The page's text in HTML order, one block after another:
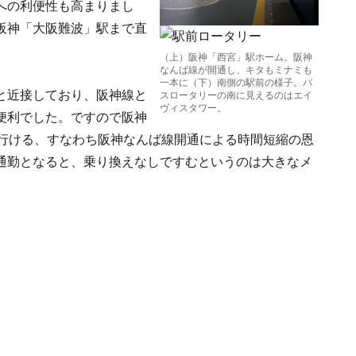
（上）阪神「西宮」駅ホーム。阪神
なんば線が開通し、キタもミナミも
一本に（下）南側の駅前の様子。バ
スロータリーの南に見えるのはエイ
ヴィスタワー。
の利便性も高まりまし
神「大阪難波」駅まで直
近接しており、阪神線と
利でした。ですので阪神
る、すなわち阪神なんば線開通による時間短縮の恩
となると、乗り換えなしですむというのは大きなメ